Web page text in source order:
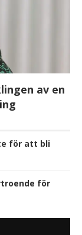
av en
för att bli
för